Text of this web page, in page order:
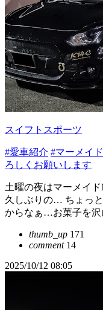
スイフトスポーツ
#愛車紹介 #マーメイ
ろしくお願いします
土曜の夜はマーメイ
久しぶりの… ちょっ
からなぁ…お菓子を沢
thumb_up 171
comment14
2025/10/12 08:05